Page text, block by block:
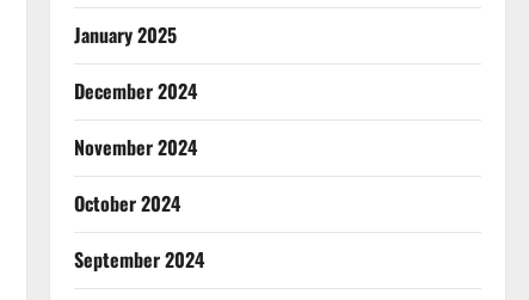
January 2025
December 2024
November 2024
October 2024
September 2024